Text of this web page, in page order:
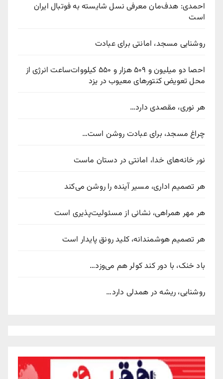
احمدی: هدف‌مان معرفی نسل شایسته به فوتبال ایران
است
روشنایی مسجد، امانتی برای عبادت
احصا دو میلیون و ۵۰۹ هزار و ۵۵۰ کیلووات‌ساعت انرژی از
محل تعویض کنتورهای معیوب در یزد
هر نوری، مقصدی دارد…
چراغ مسجد، برای عبادت روشن است…
نور خانه‌های خدا، امانتی در دستان ماست
هر تصمیم اداری، مسیر آینده را روشن می‌کند
هر مهر همراهی، نشانی از مسئولیت‌پذیری است
هر تصمیم هوشمندانه، کلید رونق پایدار است
باد خنک، با دور کند کولر هم می‌وزد…
روشنایی، ریشه در همدلی دارد…